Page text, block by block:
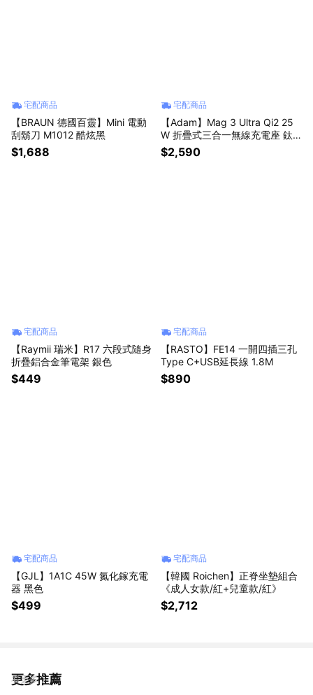
宅配商品
【BRAUN 德國百靈】Mini 電動
刮鬍刀 M1012 酷炫黑
$1,688
宅配商品
【Adam】Mag 3 Ultra Qi2 25
W 折疊式三合一無線充電座 鈦
色
$2,590
宅配商品
【Raymii 瑞米】R17 六段式隨身
折疊鋁合金筆電架 銀色
$449
宅配商品
【RASTO】FE14 一開四插三孔
Type C+USB延長線 1.8M
$890
宅配商品
【GJL】1A1C 45W 氮化鎵充電
器 黑色
$499
宅配商品
【韓國 Roichen】正脊坐墊組合
《成人女款/紅+兒童款/紅》
$2,712
更多推薦
看更多